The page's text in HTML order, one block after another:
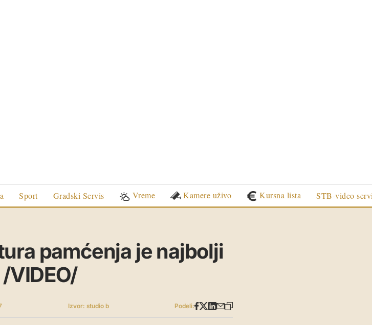
Sport Gradski Servis Vreme Kamere uživo Kursna lista STB-video
pamćenja je najbolji
Izvor: studio b Podeli: